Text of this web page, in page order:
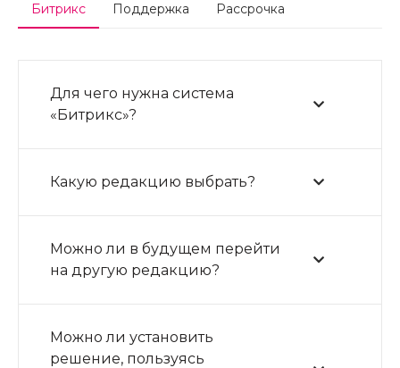
Битрикс Поддержка Рассрочка
Для чего нужна система
«Битрикс»?
Какую редакцию выбрать?
Можно ли в будущем перейти
на другую редакцию?
Можно ли установить
решение, пользуясь